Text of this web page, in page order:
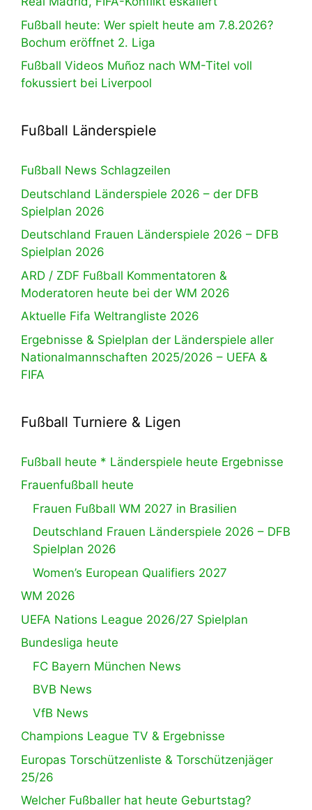
Fußball heute: Wer spielt heute am 7.8.2026?
Bochum eröffnet 2. Liga
Fußball Videos Muñoz nach WM-Titel voll
fokussiert bei Liverpool
Fußball Länderspiele
Fußball News Schlagzeilen
Deutschland Länderspiele 2026 – der DFB
Spielplan 2026
Deutschland Frauen Länderspiele 2026 – DFB
Spielplan 2026
ARD / ZDF Fußball Kommentatoren &
Moderatoren heute bei der WM 2026
Aktuelle Fifa Weltrangliste 2026
Ergebnisse & Spielplan der Länderspiele aller
Nationalmannschaften 2025/2026 – UEFA &
FIFA
Fußball Turniere & Ligen
Fußball heute * Länderspiele heute Ergebnisse
Frauenfußball heute
Frauen Fußball WM 2027 in Brasilien
Deutschland Frauen Länderspiele 2026 – DFB
Spielplan 2026
Women’s European Qualifiers 2027
WM 2026
UEFA Nations League 2026/27 Spielplan
Bundesliga heute
FC Bayern München News
BVB News
VfB News
Champions League TV & Ergebnisse
Europas Torschützenliste & Torschützenjäger
25/26
Welcher Fußballer hat heute Geburtstag?